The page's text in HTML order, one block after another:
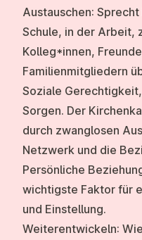
Austauschen: Sprecht
Schule, in der Arbeit,
Kolleg*innen,
Familienmitgliedern
Soziale
Sorgen. Der
durch zwanglosen
Netzwerk und die
Persönliche
wichtigste Faktor für
und Einstellung.
Weiterentwickeln: